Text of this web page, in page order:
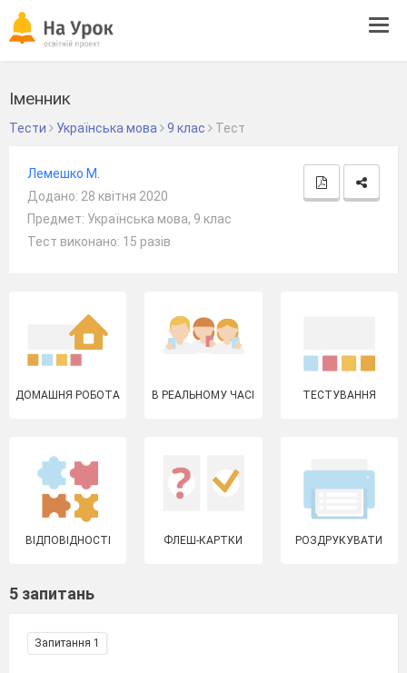
Іменник
Тести Українська мова 9 клас Тест
Лемешко М.
Додано: 28 квітня 2020
Предмет: Українська мова, 9 клас
Тест виконано: 15 разів
ДОМАШНЯ РОБОТА В РЕАЛЬНОМУ ЧАСІ ТЕСТУВАННЯ
ВІДПОВІДНОСТІ ФЛЕШ-КАРТКИ РОЗДРУКУВАТИ
5 запитань
Запитання 1